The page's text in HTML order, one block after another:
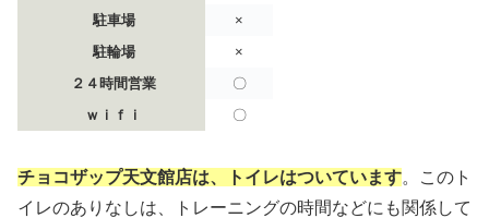
駐車場
×
駐輪場
×
２４時間営業
〇
ｗｉｆｉ
〇
チョコザップ天文館店は、トイレはついています。このト
イレのありなしは、トレーニングの時間などにも関係して